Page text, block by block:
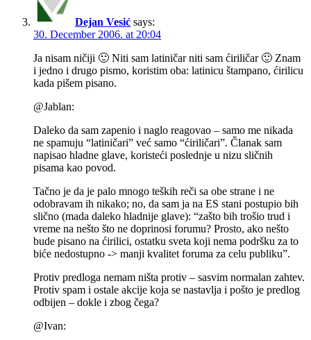
Dejan Vesić says:
30. December 2006. at 20:04
Ja nisam ničiji 🙂 Niti sam latiničar niti sam ćiriličar 🙂 Znam
i jedno i drugo pismo, koristim oba: latinicu štampano, ćirilicu
kada pišem pisano.
@Jablan:
Daleko da sam zapenio i naglo reagovao – samo me nikada
ne spamuju “latiničari” već samo “ćiriličari”. Članak sam
napisao hladne glave, koristeći poslednje u nizu sličnih
pisama kao povod.
Tačno je da je palo mnogo teških reči sa obe strane i ne
odobravam ih nikako; no, da sam ja na ES stani postupio bih
slično (mada daleko hladnije glave): “zašto bih trošio trud i
vreme na nešto što ne doprinosi forumu? Prosto, ako nešto
bude pisano na ćirilici, ostatku sveta koji nema podršku za to
biće nedostupno -> manji kvalitet foruma za celu publiku”.
Protiv predloga nemam ništa protiv – sasvim normalan zahtev.
Protiv spam i ostale akcije koja se nastavlja i pošto je predlog
odbijen – dokle i zbog čega?
@Ivan: